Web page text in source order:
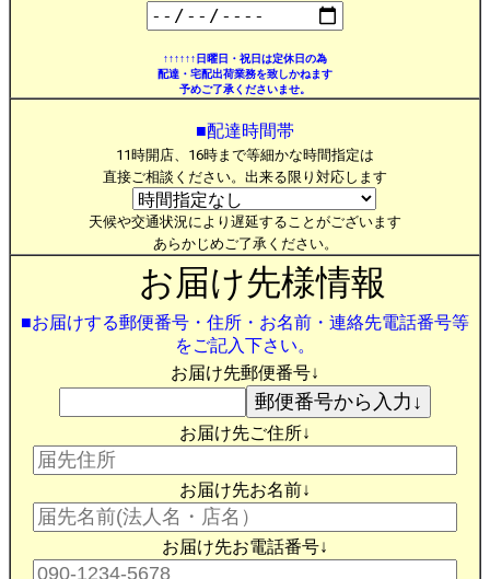
↑↑↑↑↑↑日曜日・祝日は定休日の為
配達・宅配出荷業務を致しかねます
予めご了承くださいませ。
■配達時間帯
11時開店、16時まで等細かな時間指定は
直接ご相談ください。出来る限り対応します
天候や交通状況により遅延することがございます
あらかじめご了承ください。
お届け先様情報
■お届けする郵便番号・住所・お名前・連絡先電話番号等
をご記入下さい。
お届け先郵便番号↓
お届け先ご住所↓
お届け先お名前↓
お届け先お電話番号↓